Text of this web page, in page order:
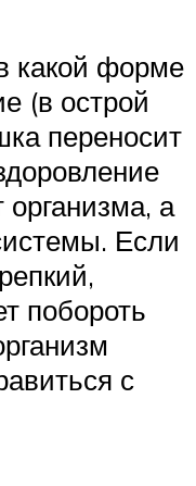
какой форме
(в острой
переносит
организма, а
Если
побороть
с